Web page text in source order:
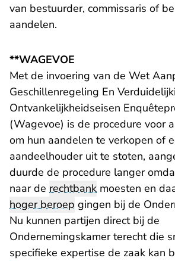
van bestuurder, commissaris of
aandelen.
**WAGEVOE
Met de invoering van de Wet
Geschillenregeling En
Ontvankelijkheidseisen
(Wagevoe) is de procedure voor
om hun aandelen te verkopen of
aandeelhouder uit te stoten,
duurde de procedure langer
naar de rechtbank moesten en
hoger beroep gingen bij de
Nu kunnen partijen direct bij de
Ondernemingskamer terecht die
specifieke expertise de zaak kan